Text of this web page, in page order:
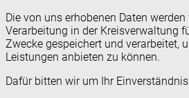
Die von uns erhobenen Daten
Verarbeitung in der Kreisverwaltung
Zwecke gespeichert und verarbeitet,
Leistungen anbieten zu können.
Dafür bitten wir um Ihr